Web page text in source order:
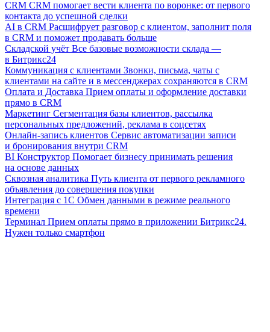
CRM CRM помогает вести клиента по воронке: от первого
контакта до успешной сделки
AI в CRM Расшифрует разговор с клиентом, заполнит поля
в CRM и поможет продавать больше
Складской учёт Все базовые возможности склада —
в Битрикс24
Коммуникация с клиентами Звонки, письма, чаты с
клиентами на сайте и в мессенджерах сохраняются в CRM
Оплата и Доставка Прием оплаты и оформление доставки
прямо в CRM
Маркетинг Сегментация базы клиентов, рассылка
персональных предложений, реклама в соцсетях
Онлайн-запись клиентов Сервис автоматизации записи
и бронирования внутри CRM
BI Конструктор Помогает бизнесу принимать решения
на основе данных
Сквозная аналитика Путь клиента от первого рекламного
объявления до совершения покупки
Интеграция с 1С Обмен данными в режиме реального
времени
Терминал Прием оплаты прямо в приложении Битрикс24.
Нужен только смартфон